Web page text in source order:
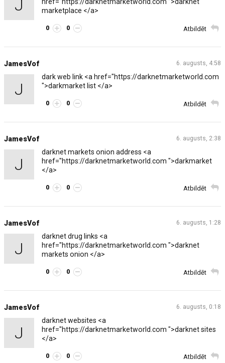
J
marketplace </a>
Atbildēt
0 0
6. augusts, 4:58
JamesVof
J
dark web link <a href="https://darknetmarketworld.com
">darkmarket list </a>
Atbildēt
0 0
6. augusts, 2:38
JamesVof
J
darknet markets onion address <a
href="https://darknetmarketworld.com ">darkmarket
</a>
Atbildēt
0 0
6. augusts, 1:28
JamesVof
J
darknet drug links <a
href="https://darknetmarketworld.com ">darknet
markets onion </a>
Atbildēt
0 0
6. augusts, 0:18
JamesVof
J
darknet websites <a
href="https://darknetmarketworld.com ">darknet sites
</a>
Atbildēt
0 0